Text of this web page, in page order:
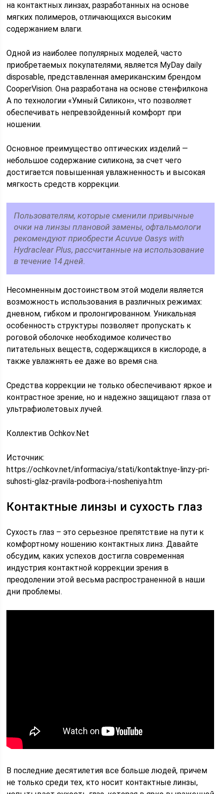
на контактных линзах, разработанных на основе
мягких полимеров, отличающихся высоким
содержанием влаги.
Одной из наиболее популярных моделей, часто
приобретаемых покупателями, является MyDay daily
disposable, представленная американским брендом
CooperVision. Она разработана на основе стенфилкона
А по технологии «Умный Силикон», что позволяет
обеспечивать непревзойденный комфорт при
ношении.
Основное преимущество оптических изделий —
небольшое содержание силикона, за счет чего
достигается повышенная увлажненность и высокая
мягкость средств коррекции.
Пользователям, которые сменили привычные
очки на линзы плановой замены, офтальмологи
рекомендуют приобрести Acuvue Oasys with
Hydraclear Plus, рассчитанные на использование
в течение 14 дней.
Несомненным достоинством этой модели является
возможность использования в различных режимах:
дневном, гибком и пролонгированном. Уникальная
особенность структуры позволяет пропускать к
роговой оболочке необходимое количество
питательных веществ, содержащихся в кислороде, а
также увлажнять ее даже во время сна.
Средства коррекции не только обеспечивают яркое и
контрастное зрение, но и надежно защищают глаза от
ультрафиолетовых лучей.
Коллектив Ochkov.Net
Источник:
https://ochkov.net/informaciya/stati/kontaktnye-linzy-pri-
suhosti-glaz-pravila-podbora-i-nosheniya.htm
Контактные линзы и сухость глаз
Сухость глаз – это серьезное препятствие на пути к
комфортному ношению контактных линз. Давайте
обсудим, каких успехов достигла современная
индустрия контактной коррекции зрения в
преодолении этой весьма распространенной в наши
дни проблемы.
В последние десятилетия все больше людей, причем
не только среди тех, кто носит контактные линзы,